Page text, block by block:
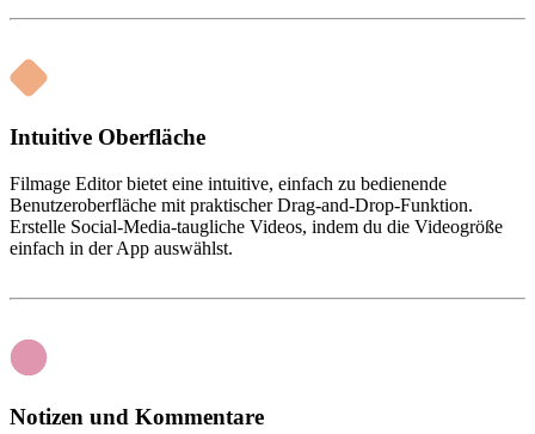
Intuitive Oberfläche
Filmage Editor bietet eine intuitive, einfach zu bedienende
Benutzeroberfläche mit praktischer Drag-and-Drop-Funktion.
Erstelle Social-Media-taugliche Videos, indem du die Videogröße
einfach in der App auswählst.
Notizen und Kommentare